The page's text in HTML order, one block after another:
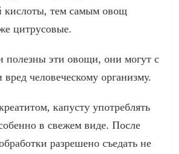
кислоты, тем самым овощ
цитрусовые.
полезны эти овощи, они могут с
вред человеческому организму.
капусту употреблять
в свежем виде. После
разрешено съедать не